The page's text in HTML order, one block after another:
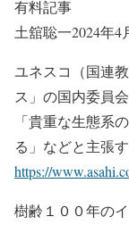
有料記事
土舘聡一2024年4
ユネスコ（国連
ス」の国内委員会
「貴重な生態系
る」などと主張す
https://
樹齢１００年の